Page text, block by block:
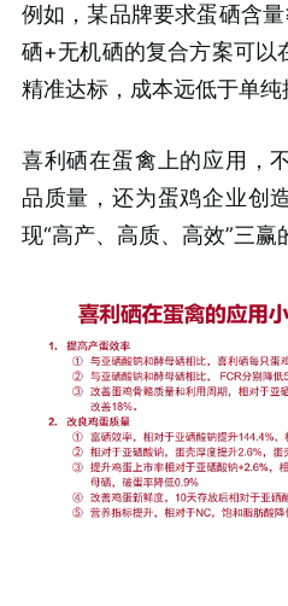
例如，某品牌要求蛋硒含
硒+无机硒的复合方案可以
精准达标，成本远低于单纯
喜利硒在蛋禽上的应用，
品质量，还为蛋鸡企业创
现“高产、高质、高效”三赢